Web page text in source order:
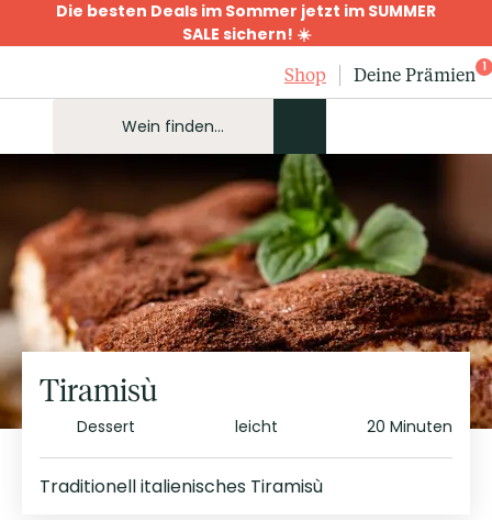
Die besten Deals im Sommer jetzt im SUMMER
SALE sichern! ☀️
Shop
Deine Prämien 1
Tiramisù
Dessert leicht 20 Minuten
Traditionell italienisches Tiramisù